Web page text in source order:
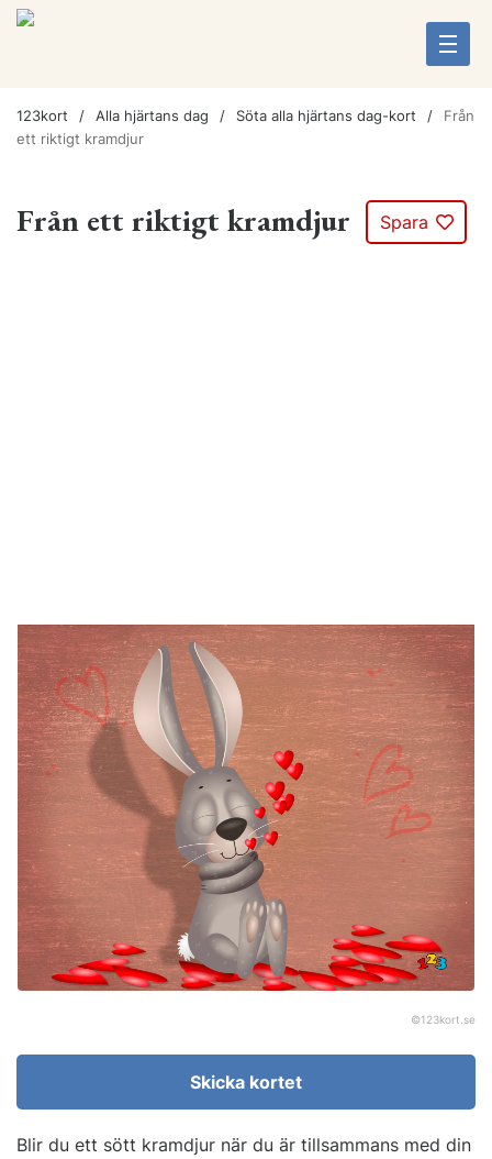
123kort Alla hjärtans dag Söta alla hjärtans dag-kort
Från
ett riktigt kramdjur
Från ett riktigt kramdjur Spara
©123kort.se
Skicka kortet
Blir du ett sött kramdjur när du är tillsammans med din